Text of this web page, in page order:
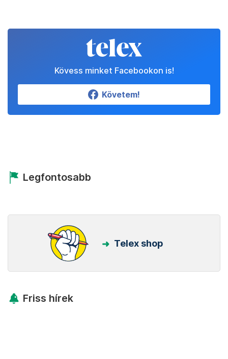
Kövess minket Facebookon is!
Követem!
Legfontosabb
Telex shop
Friss hírek